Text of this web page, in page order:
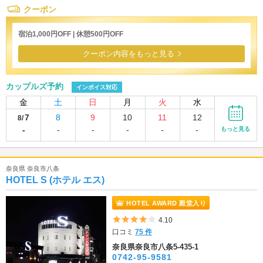
クーポン
宿泊1,000円OFF | 休憩500円OFF
クーポン内容をもっと見る
カップルズ予約 インボイス対応
金 土 日 月 火 水
8/7
-
8
-
9
-
10
-
11
-
12
-
もっと見る
奈良県 奈良市八条
HOTEL S (ホテル エス)
HOTEL AWARD 殿堂入り
5つ星のうち4
4.10
口コミ75 件
奈良県奈良市八条5-435-1
0742-95-9581